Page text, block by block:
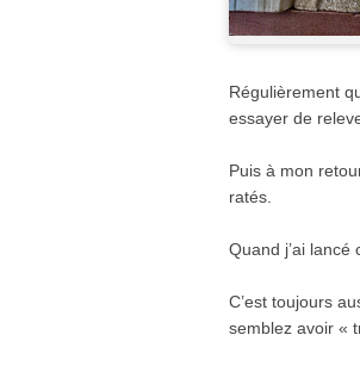
Régulièrement
essayer de
Puis à mon
ratés.
Quand j’ai lancé
C’est toujours
semblez avoir «